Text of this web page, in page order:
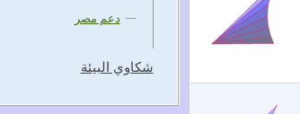
دعم مصر
شكاوي البيئة